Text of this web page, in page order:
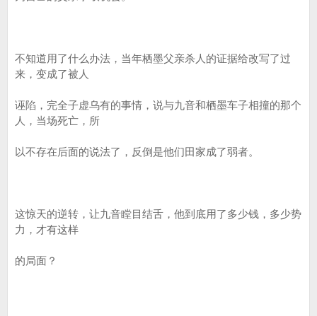
不知道用了什么办法，当年栖墨父亲杀人的证据给改写了过
来，变成了被人
诬陷，完全子虚乌有的事情，说与九音和栖墨车子相撞的那个
人，当场死亡，所
以不存在后面的说法了，反倒是他们田家成了弱者。
这惊天的逆转，让九音瞠目结舌，他到底用了多少钱，多少势
力，才有这样
的局面？